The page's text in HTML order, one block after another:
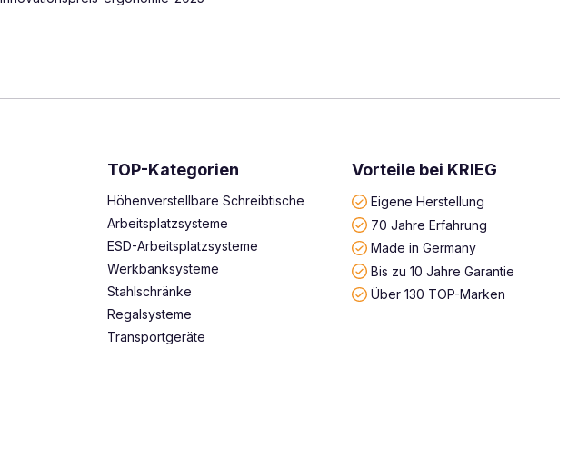
TOP-Kategorien
Höhenverstellbare Schreibtische
Arbeitsplatzsysteme
ESD-Arbeitsplatzsysteme
Werkbanksysteme
Stahlschränke
Regalsysteme
Transportgeräte
Vorteile bei KRIEG
Eigene Herstellung
70 Jahre Erfahrung
Made in Germany
Bis zu 10 Jahre Garantie
Über 130 TOP-Marken